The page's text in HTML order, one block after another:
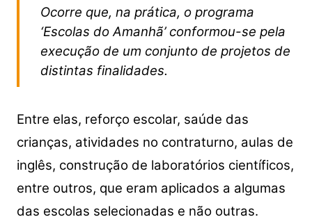
Ocorre que, na prática, o programa
‘Escolas do Amanhã’ conformou-se pela
execução de um conjunto de projetos de
distintas finalidades.
Entre elas, reforço escolar, saúde das
crianças, atividades no contraturno, aulas de
inglês, construção de laboratórios científicos,
entre outros, que eram aplicados a algumas
das escolas selecionadas e não outras.